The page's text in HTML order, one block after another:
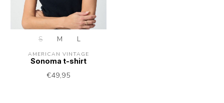
S M L
AMERICAN VINTAGE
Sonoma t-shirt
€49,95